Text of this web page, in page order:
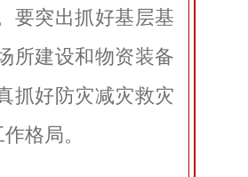
要突出抓好基层基
所建设和物资装备
抓好防灾减灾救灾
格局。